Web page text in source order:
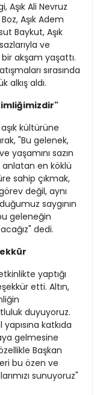
Aşık Ali Nevruz
Aşık Adem
Baykut, Aşık
ve
akşam yaşattı.
sırasında
alkış aldı.
kültürüne
"Bu gelenek,
yaşamını sazın
anlatan en köklü
sahip çıkmak,
değil, aynı
saygının
geleneğin
dedi.
yaptığı
etti. Altın,
duyuyoruz.
katkıda
gelmesine
Başkan
bu özen ve
sunuyoruz"